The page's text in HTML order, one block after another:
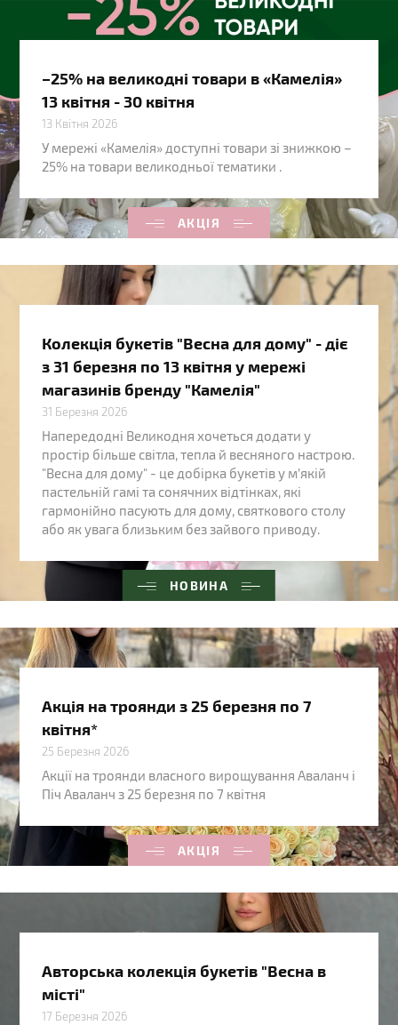
АКЦІЯ
–25% на великодні товари в «Камелія»
13 квітня - 30 квітня
13 Квітня 2026
У мережі «Камелія» доступні товари зі знижкою –
25% на товари великодньої тематики .
НОВИНА
Колекція букетів "Весна для дому" - діє
з 31 березня по 13 квітня у мережі
магазинів бренду "Камелія"
31 Березня 2026
Напередодні Великодня хочеться додати у
простір більше світла, тепла й весняного настрою.
"Весна для дому" - це добірка букетів у м’якій
пастельній гамі та сонячних відтінках, які
гармонійно пасують для дому, святкового столу
або як увага близьким без зайвого приводу.
АКЦІЯ
Акція на троянди з 25 березня по 7
квітня*
25 Березня 2026
Акції на троянди власного вирощування Аваланч і
Піч Аваланч з 25 березня по 7 квітня
Авторська колекція букетів "Весна в
місті"
17 Березня 2026